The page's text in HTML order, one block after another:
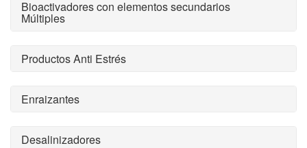
Bioactivadores con elementos secundarios
Múltiples
Productos Anti Estrés
Enraizantes
Desalinizadores